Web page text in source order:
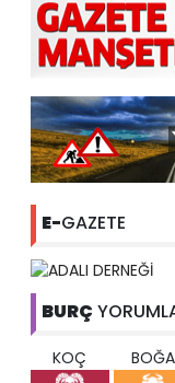
E-GAZETE
BURÇ
KOÇ BOĞA